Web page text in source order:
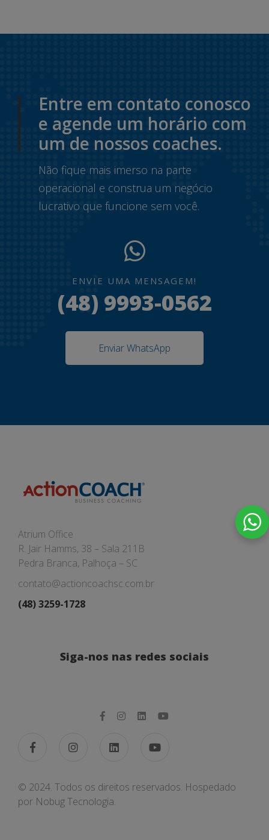
Entre em contato conosco
e agende um horário com
um de nossos coaches.
Não fique mais imerso na parte
operacional e construa um negócio
lucrativo que funcione sem você.
ENVIE UMA MENSAGEM!
(48) 9993-0562
Enviar WhatsApp
Atrium Office
R. Jair Hamms, 38 – Sala 211B
Pedra Branca, Palhoça – SC
contato@actioncoachsc.com.br
(48) 3259-1728
Siga-nos nas redes sociais
© 2024. Todos os direitos reservados. Hospedado
por Nobug Tecnologia.